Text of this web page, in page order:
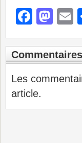
Les
article.